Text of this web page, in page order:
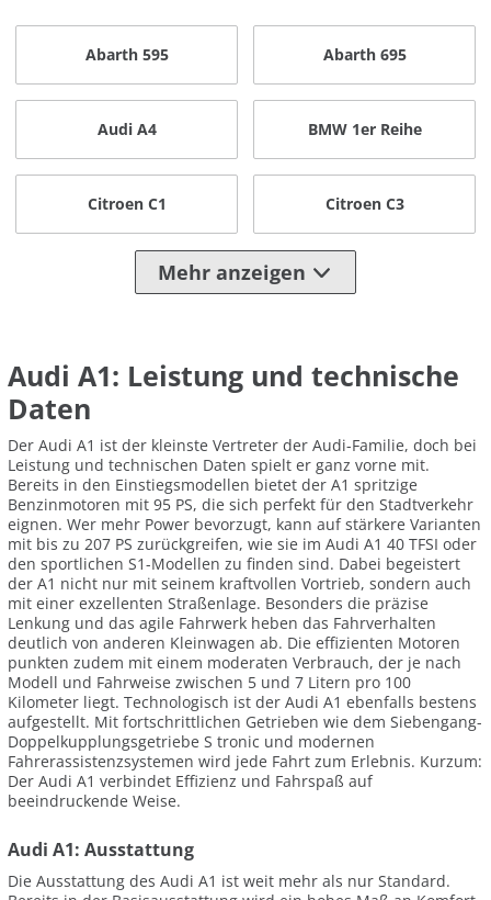
Abarth 595 Abarth 695
Audi A4 BMW 1er Reihe
Citroen C1 Citroen C3
Mehr anzeigen
Audi A1: Leistung und technische
Daten
Der Audi A1 ist der kleinste Vertreter der Audi-Familie, doch bei
Leistung und technischen Daten spielt er ganz vorne mit.
Bereits in den Einstiegsmodellen bietet der A1 spritzige
Benzinmotoren mit 95 PS, die sich perfekt für den Stadtverkehr
eignen. Wer mehr Power bevorzugt, kann auf stärkere Varianten
mit bis zu 207 PS zurückgreifen, wie sie im Audi A1 40 TFSI oder
den sportlichen S1-Modellen zu finden sind. Dabei begeistert
der A1 nicht nur mit seinem kraftvollen Vortrieb, sondern auch
mit einer exzellenten Straßenlage. Besonders die präzise
Lenkung und das agile Fahrwerk heben das Fahrverhalten
deutlich von anderen Kleinwagen ab. Die effizienten Motoren
punkten zudem mit einem moderaten Verbrauch, der je nach
Modell und Fahrweise zwischen 5 und 7 Litern pro 100
Kilometer liegt. Technologisch ist der Audi A1 ebenfalls bestens
aufgestellt. Mit fortschrittlichen Getrieben wie dem Siebengang-
Doppelkupplungsgetriebe S tronic und modernen
Fahrerassistenzsystemen wird jede Fahrt zum Erlebnis. Kurzum:
Der Audi A1 verbindet Effizienz und Fahrspaß auf
beeindruckende Weise.
Audi A1: Ausstattung
Die Ausstattung des Audi A1 ist weit mehr als nur Standard.